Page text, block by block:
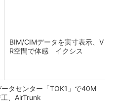
BIM/CIMデータを実寸表示、V
R空間で体感 イクシス
タセンター「TOK1」で40M
、AirTrunk